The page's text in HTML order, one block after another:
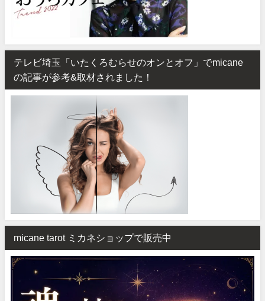
テレビ埼玉「いたくろむらせのオンとオフ」でmicane
の記事が参考&取材されました！
micane tarot ミカネショップで販売中